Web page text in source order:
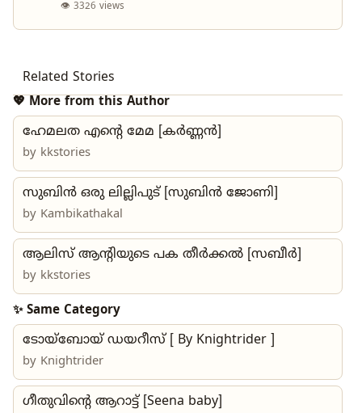
👁 3326 views
Related Stories
💖 More from this Author
ഹേമലത എന്റെ മേമ [കർണ്ണൻ]
by kkstories
സുബിൻ ഒരു ലില്ലിപുട് [സുബിൻ ജോണി]
by Kambikathakal
ആലിസ് ആന്റിയുടെ പക തീർക്കൽ [സബീർ]
by kkstories
✨ Same Category
ടോയ്‌ബോയ് ഡയറീസ് [ By Knightrider ]
by Knightrider
ഗീതുവിന്റെ ആറാട്ട് [Seena baby]